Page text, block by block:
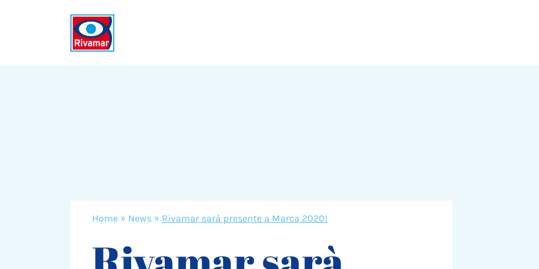
Home » News » Rivamar sarà presente a Marca 2020!